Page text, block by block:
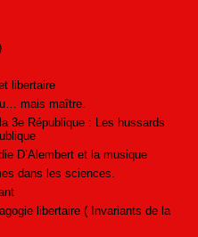
libertaire
mais maître.
3e République : Les hussards
D’Alembert et la musique
dans les sciences.
libertaire ( Invariants de la